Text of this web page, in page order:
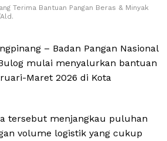
Terima Bantuan Pangan Beras & Minyak
– Badan Pangan Nasional
mulai menyalurkan bantuan
Maret 2026 di Kota
tersebut menjangkau puluhan
volume logistik yang cukup